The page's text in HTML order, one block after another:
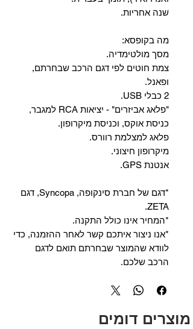
שנה אחריות.
מה בקופסא:
מסך מולטימדיה.
צמת חוטים לפי דגם הרכב שבחרתם,
ופאנל.
2 כבלי USB.
"פלאג אביזרים" - יציאות RCA למגבר,
כניסת אוקס, וכניסת מיקרופון.
פלאג למצלמת רוורס.
מיקרופון חיצוני.
אנטנת GPS.
*דגם של חברת סינקופה, Syncopa, דגם
ZETA.
*המחיר אינו כולל התקנה.
*אנו ניצור איתכם קשר לאחר ההזמנה, כדי
לוודא שהמוצר שבחרתם תואם לדגם
הרכב שלכם.
מוצרים דומים